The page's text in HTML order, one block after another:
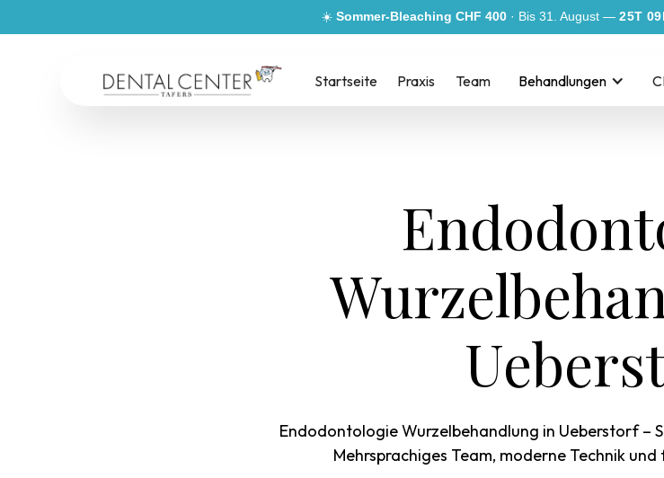
☀️Sommer-Bleaching CHF 400 · Bis 31. August —25T
Startseite Praxis Team Behandlungen
Endodontologie Wurzelbehandlung in Ueberstorf –
Mehrsprachiges Team, moderne Technik